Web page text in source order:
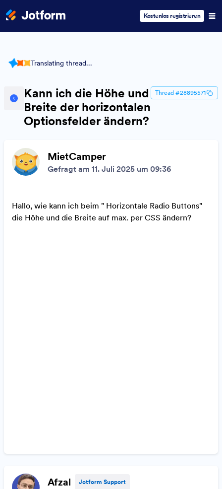
Kostenlos registrieren
Translating thread...
Kann ich die Höhe und
Breite der horizontalen
Optionsfelder ändern?
Thread #28895571
MietCamper
Gefragt am 11. Juli 2025 um 09:36
Hallo, wie kann ich beim " Horizontale Radio Buttons"
die Höhe und die Breite auf max. per CSS ändern?
Afzal Jotform Support